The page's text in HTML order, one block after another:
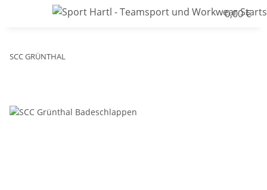
0,00 €
SCC GRÜNTHAL